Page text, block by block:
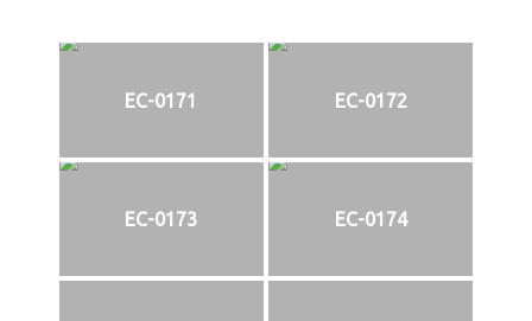
EC-0171 EC-0172
EC-0173 EC-0174